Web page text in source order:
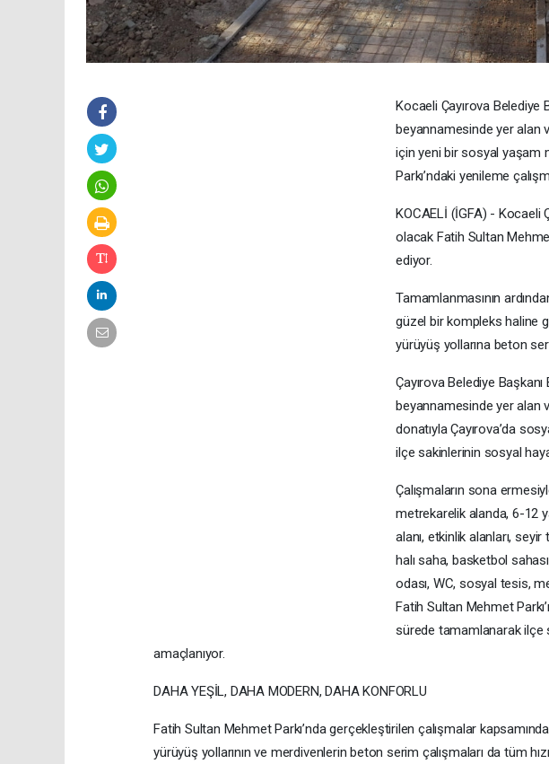
Kocaeli Çayırova Belediye
beyannamesinde yer alan
için yeni bir sosyal yaşam
Parkı’ndaki yenileme
KOCAELİ (İGFA) - Kocaeli
olacak Fatih Sultan
ediyor.
Tamamlanmasının
güzel bir kompleks haline
yürüyüş yollarına beton
Çayırova Belediye
beyannamesinde yer alan
donatıyla Çayırova’da
ilçe sakinlerinin sosyal
Çalışmaların sona
metrekarelik alanda, 6-12
alanı, etkinlik alanları,
halı saha, basketbol
odası, WC, sosyal tesis,
Fatih Sultan Mehmet
sürede tamamlanarak ilçe
amaçlanıyor.
DAHA YEŞİL, DAHA MODERN, DAHA KONFORLU
Fatih Sultan Mehmet Parkı’nda gerçekleştirilen çalışmalar
yürüyüş yollarının ve merdivenlerin beton serim çalışmaları da tüm